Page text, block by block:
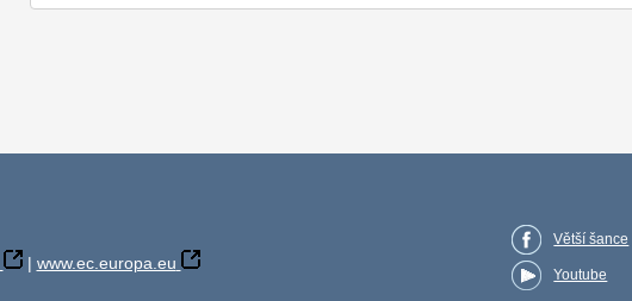
| www.ec.europa.eu
Větší šance
Youtube